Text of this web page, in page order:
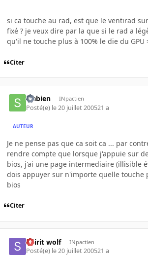
si ca touche au rad, est que le ventirad
fixé ? je veux dire par la que si le rad a
qu'il ne touche plus à 100% le die du GPU
Citer
sfabien INpactien
Posté(e) le 20 juillet 200521 a
AUTEUR
Je ne pense pas que ca soit ca ... par
rendre compte que lorsque j'appuie sur
bios, j'ai une page intermediaire (illisible
dois appuyer sur n'importe quelle touche
bios
Citer
Spirit wolf INpactien
Posté(e) le 20 juillet 200521 a